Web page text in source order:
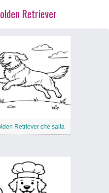
Retriever
Retriever che salta